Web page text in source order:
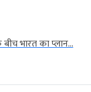
भारत का प्लान...